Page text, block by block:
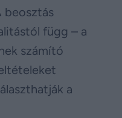
beosztás
függ – a
számító
a